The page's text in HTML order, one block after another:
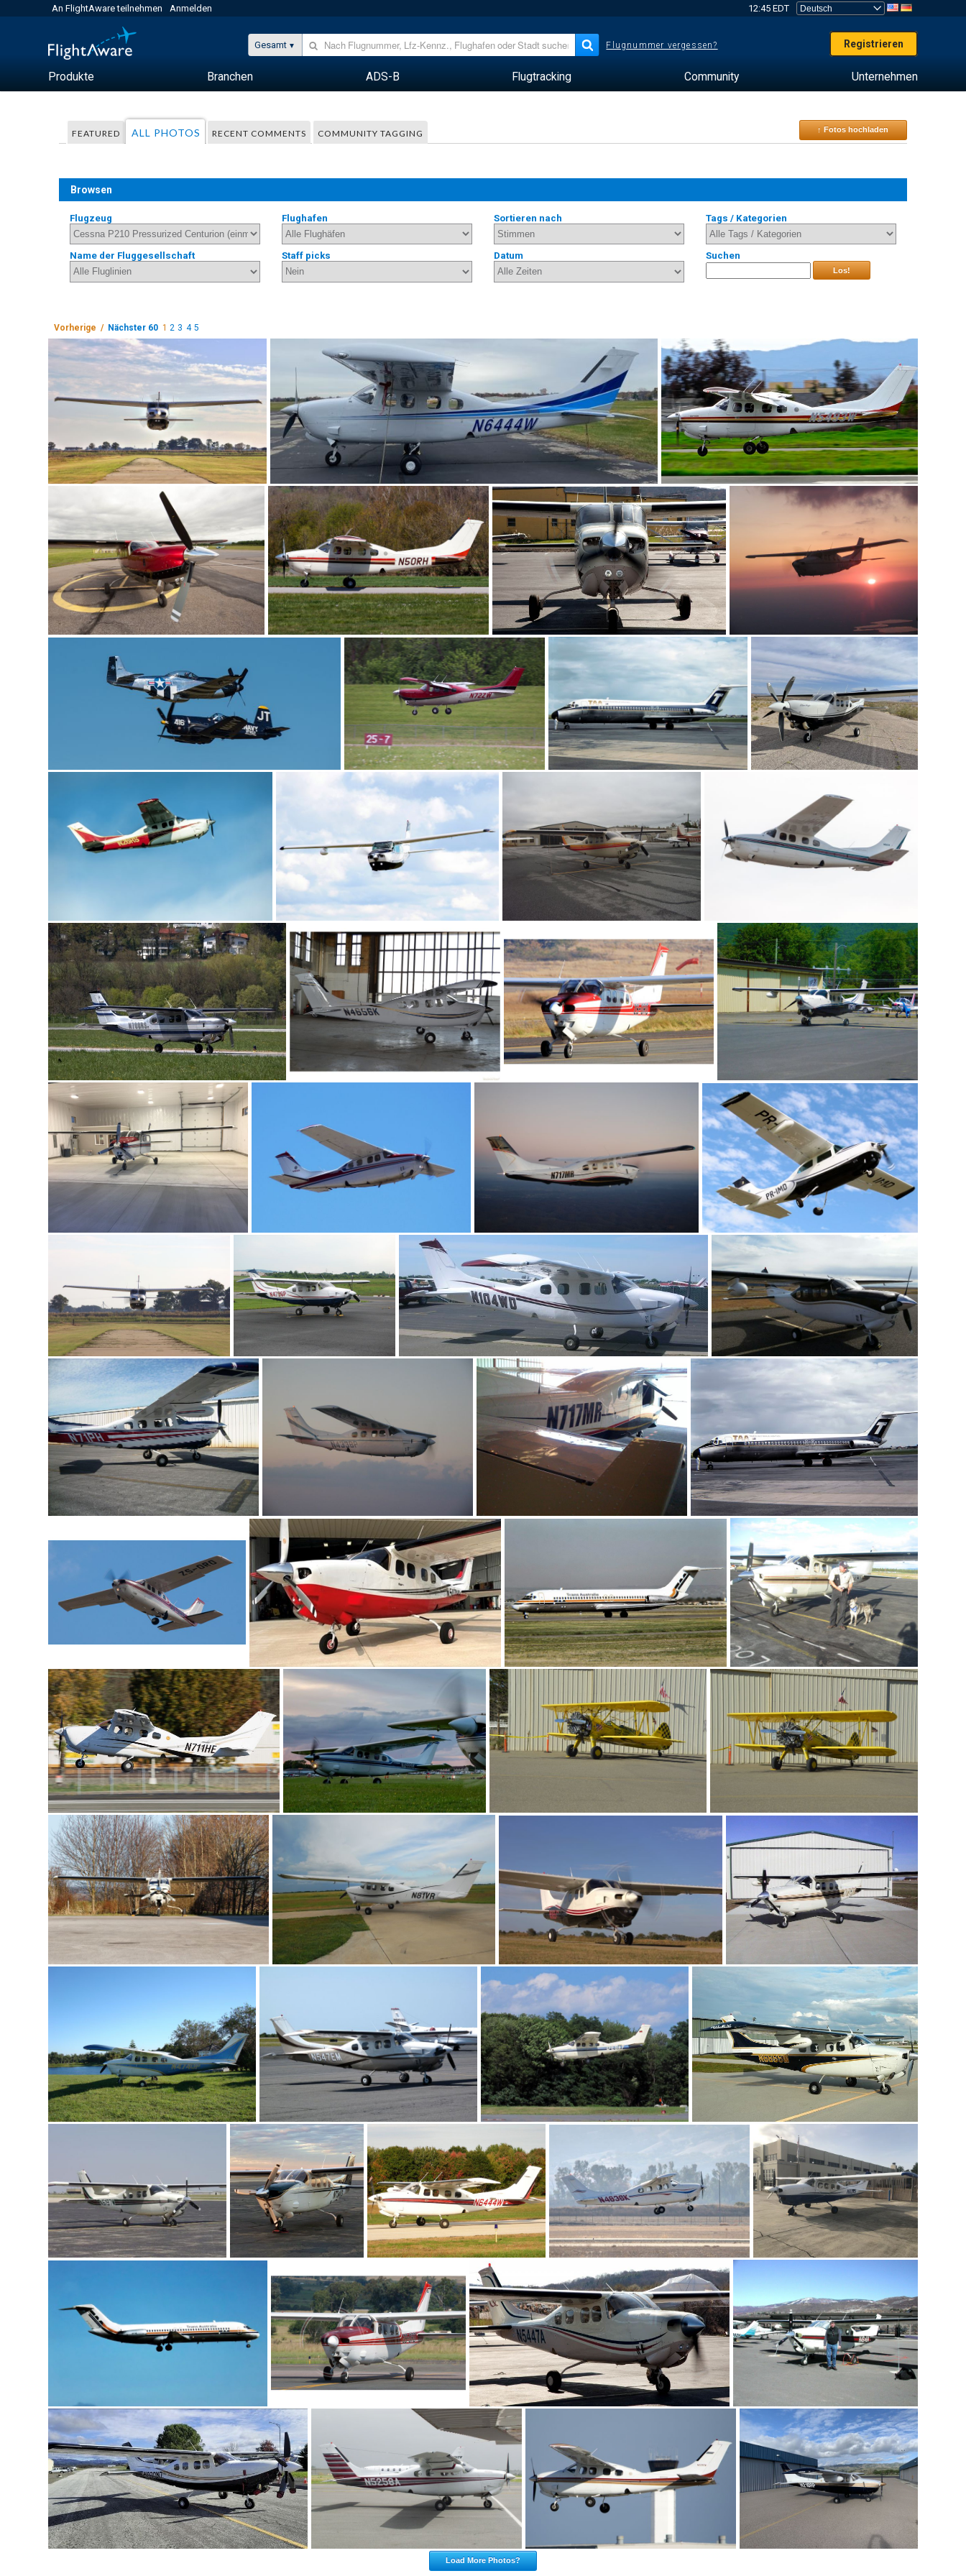
An FlightAware teilnehmen Anmelden 12:45 EDT
Gesamt Flugnummer vergessen? Registrieren
Produkte Branchen ADS-B Flugtracking Community Unternehmen
FEATURED ALL PHOTOS RECENT COMMENTS COMMUNITY TAGGING ↑ Fotos hochladen
Browsen
Flugzeug Flughafen Sortieren nach Tags / Kategorien
Name der Fluggesellschaft Staff picks Datum Suchen
Los!
Vorherige / Nächster 60 1 2 3 4 5
Load More Photos?